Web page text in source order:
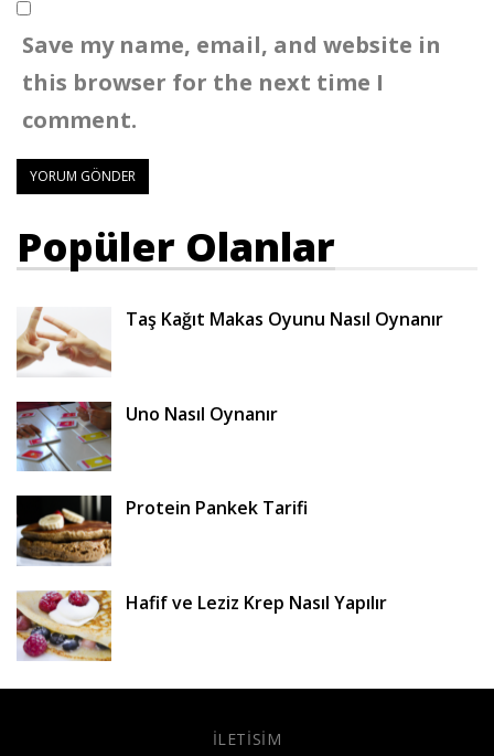
Save my name, email, and website in
this browser for the next time I
comment.
Popüler Olanlar
Taş Kağıt Makas Oyunu Nasıl Oynanır
Uno Nasıl Oynanır
Protein Pankek Tarifi
Hafif ve Leziz Krep Nasıl Yapılır
İLETISIM